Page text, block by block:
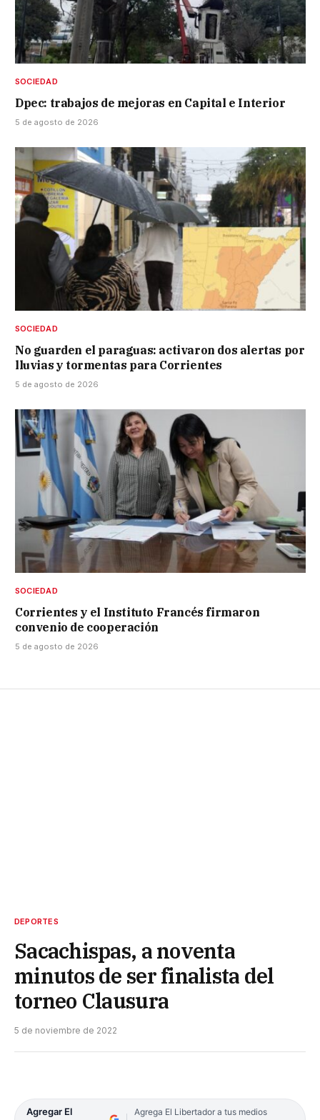
SOCIEDAD
Dpec: trabajos de mejoras en Capital e Interior
5 de agosto de 2026
SOCIEDAD
No guarden el paraguas: activaron dos alertas por
lluvias y tormentas para Corrientes
5 de agosto de 2026
SOCIEDAD
Corrientes y el Instituto Francés firmaron
convenio de cooperación
5 de agosto de 2026
DEPORTES
Sacachispas, a noventa
minutos de ser finalista del
torneo Clausura
5 de noviembre de 2022
Agregar El
Agrega El Libertador a tus medios